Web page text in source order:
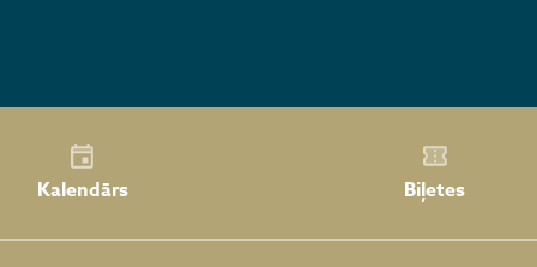
Kalendārs Biļetes